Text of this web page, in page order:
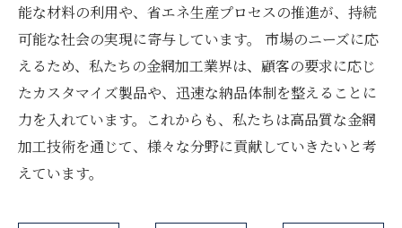
能な材料の利用や、省エネ生産プロセスの推進が、持続
可能な社会の実現に寄与しています。 市場のニーズに応
えるため、私たちの金網加工業界は、顧客の要求に応じ
たカスタマイズ製品や、迅速な納品体制を整えることに
力を入れています。これからも、私たちは高品質な金網
加工技術を通じて、様々な分野に貢献していきたいと考
えています。